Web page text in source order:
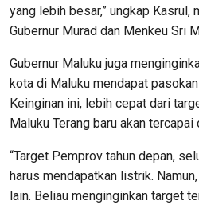
yang lebih besar,” ungkap Kasrul,
Gubernur Murad dan Menkeu Sri
Gubernur Maluku juga
kota di Maluku mendapat
Keinginan ini, lebih cepat dari
Maluku Terang baru akan tercapai
“Target Pemprov tahun depan,
harus mendapatkan listrik.
lain. Beliau menginginkan target